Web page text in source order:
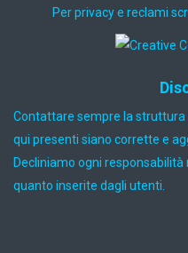
Per privacy e reclami
Contattare sempre la
qui presenti siano corrette e
Decliniamo ogni
quanto inserite dagli utenti.